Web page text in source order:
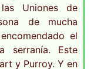
Uniones de
de mucha
el
serranía. Este
y Purroy. Y en